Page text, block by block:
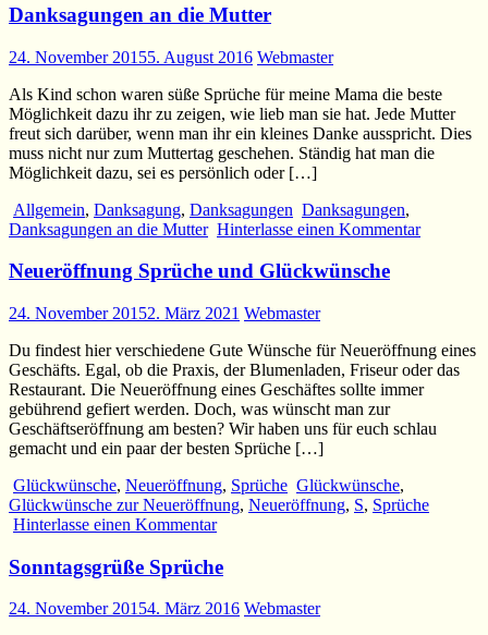
Danksagungen an die Mutter
24. November 20155. August 2016 Webmaster
Als Kind schon waren süße Sprüche für meine Mama die beste
Möglichkeit dazu ihr zu zeigen, wie lieb man sie hat. Jede Mutter
freut sich darüber, wenn man ihr ein kleines Danke ausspricht. Dies
muss nicht nur zum Muttertag geschehen. Ständig hat man die
Möglichkeit dazu, sei es persönlich oder […]
Allgemein, Danksagung, Danksagungen Danksagungen,
Danksagungen an die Mutter Hinterlasse einen Kommentar
Neueröffnung Sprüche und Glückwünsche
24. November 20152. März 2021 Webmaster
Du findest hier verschiedene Gute Wünsche für Neueröffnung eines
Geschäfts. Egal, ob die Praxis, der Blumenladen, Friseur oder das
Restaurant. Die Neueröffnung eines Geschäftes sollte immer
gebührend gefiert werden. Doch, was wünscht man zur
Geschäftseröffnung am besten? Wir haben uns für euch schlau
gemacht und ein paar der besten Sprüche […]
Glückwünsche, Neueröffnung, Sprüche Glückwünsche,
Glückwünsche zur Neueröffnung, Neueröffnung, S, Sprüche
Hinterlasse einen Kommentar
Sonntagsgrüße Sprüche
24. November 20154. März 2016 Webmaster